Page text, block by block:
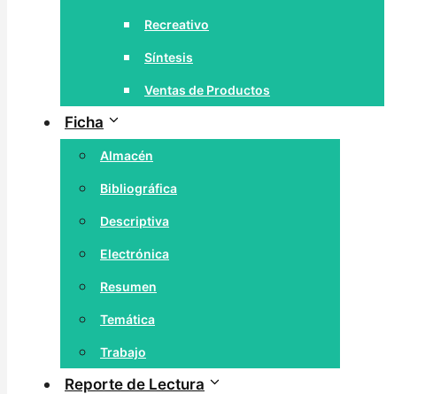
Recreativo
Síntesis
Ventas de Productos
Ficha
Almacén
Bibliográfica
Descriptiva
Electrónica
Resumen
Temática
Trabajo
Reporte de Lectura